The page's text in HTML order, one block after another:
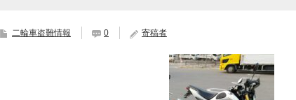
二輪車盗難情報 0 寄稿者